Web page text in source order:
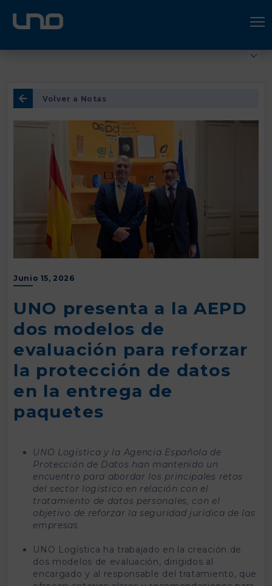
ÚNETE A UNO LOGÍSTICA
Volver a Notas
Junio 15, 2026
UNO presenta a la AEPD
dos modelos de
evaluación para reforzar
la protección de datos
en la entrega de
paquetes
UNO Logística y la Agencia Española de
Protección de Datos han mantenido un
encuentro para abordar los principales retos
del sector logístico en relación con el
tratamiento de datos personales, con el
objetivo de reforzar la seguridad jurídica de las
empresas
UNO Logística ha trabajado en la creación de
dos modelos de evaluación, dirigidos al
encargado y al responsable del tratamiento, que